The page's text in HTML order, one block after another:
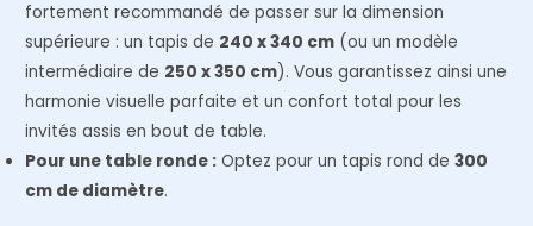
fortement recommandé de passer sur la dimension
supérieure : un tapis de 240 x 340 cm (ou un modèle
intermédiaire de 250 x 350 cm). Vous garantissez ainsi une
harmonie visuelle parfaite et un confort total pour les
invités assis en bout de table.
Pour une table ronde : Optez pour un tapis rond de300
cm de diamètre.